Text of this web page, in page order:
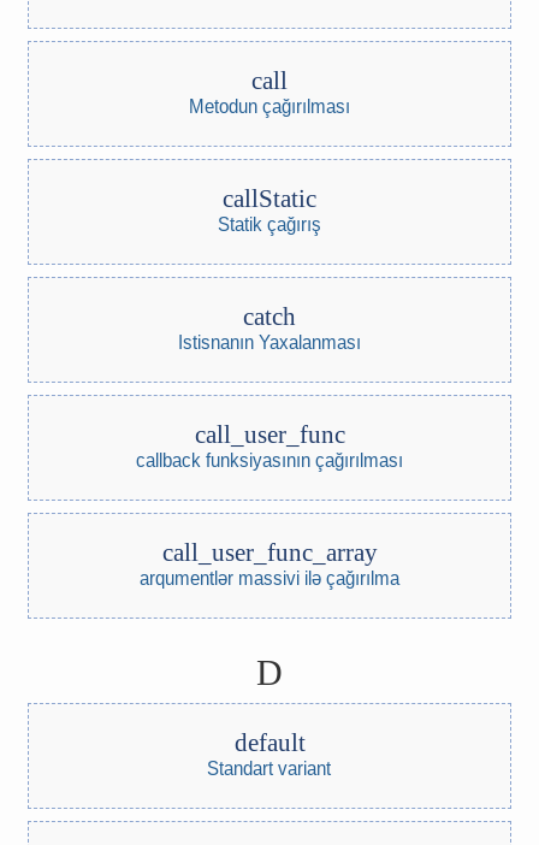
call
Metodun çağırılması
callStatic
Statik çağırış
catch
Istisnanın Yaxalanması
call_user_func
callback funksiyasının çağırılması
call_user_func_array
arqumentlər massivi ilə çağırılma
D
default
Standart variant